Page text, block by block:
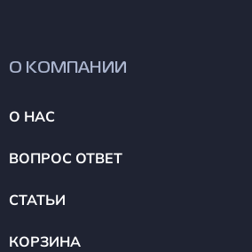
О КОМПАНИИ
О НАС
ВОПРОС ОТВЕТ
СТАТЬИ
КОРЗИНА